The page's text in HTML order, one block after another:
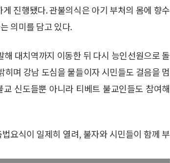
진행됐다. 관불의식은 아기 부처의 몸에 향수
의미를 담고 있다.
대치역까지 이동한 뒤 다시 능인선원으로 돌
며 강남 도심을 물들이자 시민들도 걸음을 멈
신도들뿐 아니라 티베트 불교인들도 참여해
요식이 일제히 열려, 불자와 시민들이 함께 부